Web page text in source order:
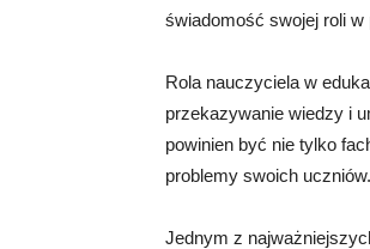
świadomość swojej roli
Rola nauczyciela w
przekazywanie wiedzy i
powinien być nie tylko
problemy swoich uczniów.
Jednym z